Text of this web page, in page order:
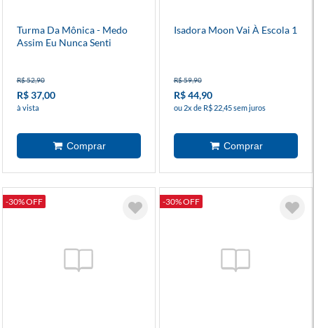
Turma Da Mônica - Medo
Assim Eu Nunca Senti
R$ 52,90
R$ 37,00
à vista
Isadora Moon Vai À Escola 1
R$ 59,90
R$ 44,90
ou 2x de R$ 22,45 sem juros
-30% OFF -30% OFF